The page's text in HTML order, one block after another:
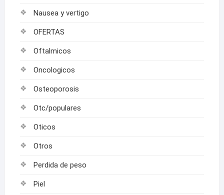
Nausea y vertigo
OFERTAS
Oftalmicos
Oncologicos
Osteoporosis
Otc/populares
Oticos
Otros
Perdida de peso
Piel